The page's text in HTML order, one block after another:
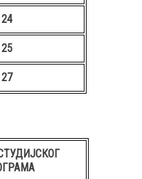
24
25
27